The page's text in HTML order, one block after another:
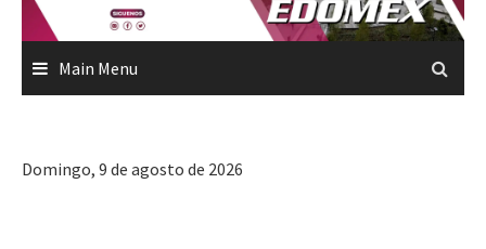
Main Menu
Domingo, 9 de agosto de 2026